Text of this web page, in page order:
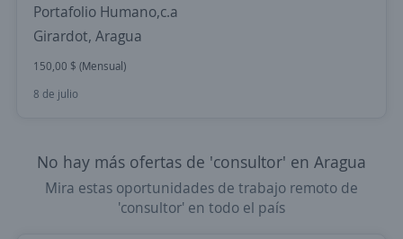
Portafolio Humano,c.a
Girardot, Aragua
150,00 $ (Mensual)
8 de julio
No hay más ofertas de 'consultor' en Aragua
Mira estas oportunidades de trabajo remoto de
'consultor' en todo el país